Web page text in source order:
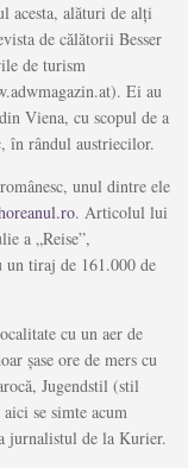
acesta, alături de alţi
de călătorii Besser
de turism
Ei au
Viena, cu scopul de a
în rândul austriecilor.
unul dintre ele
. Articolul lui
a „Reise”,
tiraj de 161.000 de
cu un aer de
şase ore de mers cu
Jugendstil (stil
se simte acum
jurnalistul de la Kurier.